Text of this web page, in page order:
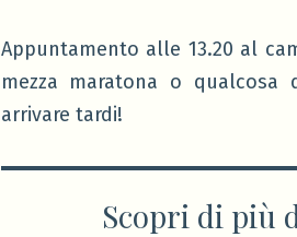
Appuntamento alle 13.20 al
mezza maratona o
arrivare tardi!
Scopri di più